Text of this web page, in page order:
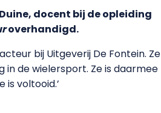
docent bij de opleiding
overhandigd.
bij Uitgeverij De Fontein. Ze
de wielersport. Ze is daarmee
voltooid.’